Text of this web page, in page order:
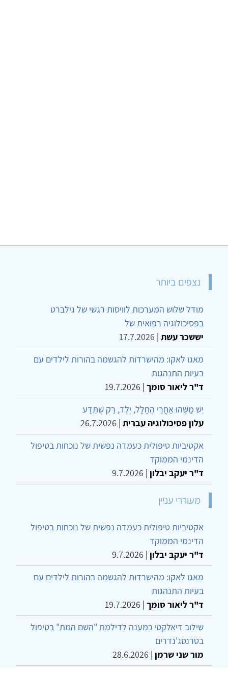
נצפים ביותר
מודל שלוש המערכות לוויסות רגשי של גילברט
בפסיכולוגיה רפואית של
יששכר עשת |
17.7.2026
מאגו לאקו: מהישרדות להגשמה בהורות לילדים עם
בעיות התנהגות
ד"ר ליאור סומך |
19.7.2026
יֵשׁ מַשֶּׁהוּ אַחֲרֵי הֶחָלָל, יֶלֶד, רַק שֶׁתֵּדַע
עלון פסיכולוגיה עברית |
26.7.2026
אקטיביות טיפולית כעמדה נפשית של נוכחות בטיפול
הדינמי הממוקד
ד"ר יעקב יבלון |
9.7.2026
מעוררי עניין
אקטיביות טיפולית כעמדה נפשית של נוכחות בטיפול
הדינמי הממוקד
ד"ר יעקב יבלון |
9.7.2026
מאגו לאקו: מהישרדות להגשמה בהורות לילדים עם
בעיות התנהגות
ד"ר ליאור סומך |
19.7.2026
שילוב דיאלקטי כמענה לדילמת "השם המת" בטיפול
בטרנסג'נדרים
מור שני שרמן |
28.6.2026